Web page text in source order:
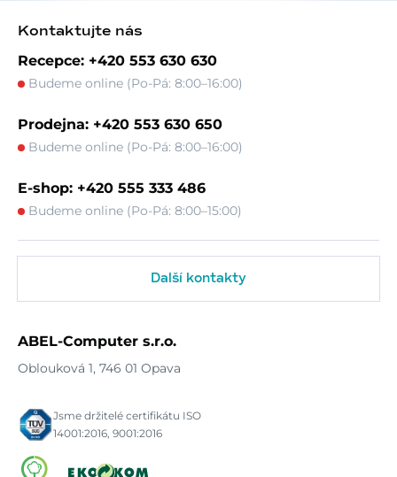
Kontaktujte nás
Recepce: +420 553 630 630
Budeme online (Po-Pá: 8:00–16:00)
Prodejna: +420 553 630 650
Budeme online (Po-Pá: 8:00–16:00)
E-shop: +420 555 333 486
Budeme online (Po-Pá: 8:00–15:00)
Další kontakty
ABEL-Computer s.r.o.
Oblouková 1, 746 01 Opava
Jsme držitelé certifikátu ISO
14001:2016, 9001:2016